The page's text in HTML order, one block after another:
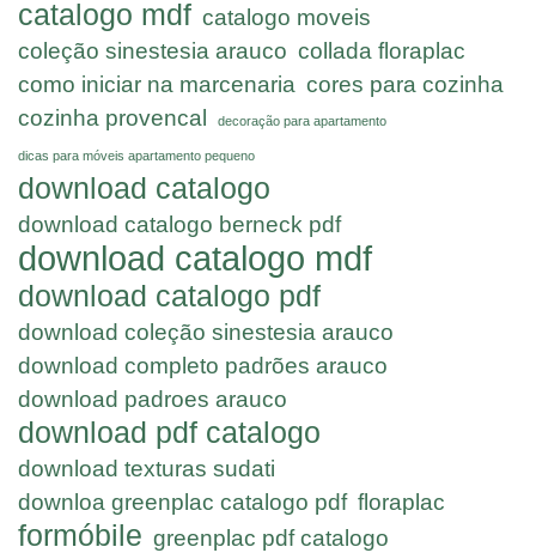
catalogo mdf catalogo moveis
coleção sinestesia arauco collada floraplac
como iniciar na marcenaria cores para cozinha
cozinha provencal
decoração para apartamento
dicas para móveis apartamento pequeno
download catalogo
download catalogo berneck pdf
download catalogo mdf
download catalogo pdf
download coleção sinestesia arauco
download completo padrões arauco
download padroes arauco
download pdf catalogo
download texturas sudati
downloa greenplac catalogo pdf floraplac
formóbile greenplac pdf catalogo